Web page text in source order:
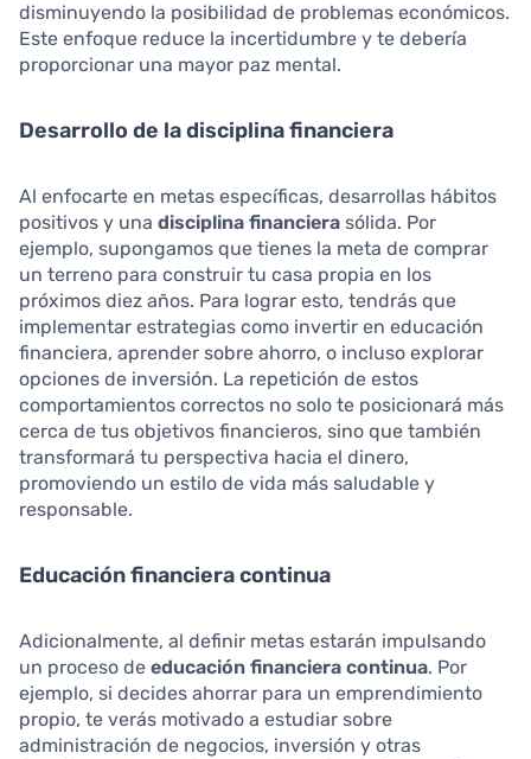
disminuyendo la posibilidad de problemas económicos.
Este enfoque reduce la incertidumbre y te debería
proporcionar una mayor paz mental.
Desarrollo de la disciplina financiera
Al enfocarte en metas específicas, desarrollas hábitos
positivos y una disciplina financiera sólida. Por
ejemplo, supongamos que tienes la meta de comprar
un terreno para construir tu casa propia en los
próximos diez años. Para lograr esto, tendrás que
implementar estrategias como invertir en educación
financiera, aprender sobre ahorro, o incluso explorar
opciones de inversión. La repetición de estos
comportamientos correctos no solo te posicionará más
cerca de tus objetivos financieros, sino que también
transformará tu perspectiva hacia el dinero,
promoviendo un estilo de vida más saludable y
responsable.
Educación financiera continua
Adicionalmente, al definir metas estarán impulsando
un proceso de educación financiera continua. Por
ejemplo, si decides ahorrar para un emprendimiento
propio, te verás motivado a estudiar sobre
administración de negocios, inversión y otras